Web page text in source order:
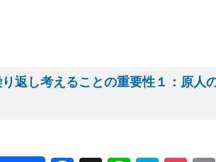
返し考えることの重要性１：原人